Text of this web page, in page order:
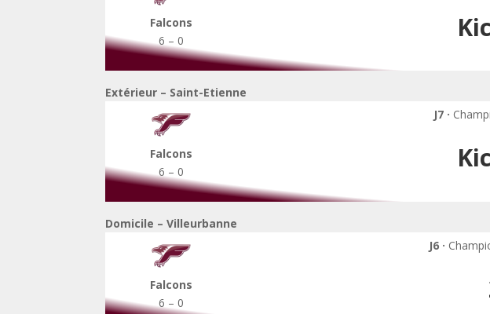
Falcons
6 – 0
Extérieur – Saint-Etienne
Falcons
6 – 0
J7 ·
Domicile – Villeurbanne
Falcons
6 – 0
J6 ·